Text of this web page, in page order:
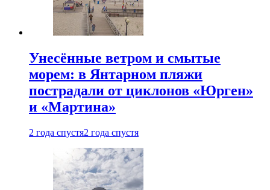
Унесённые ветром и смытые
морем: в Янтарном пляжи
пострадали от циклонов «Юрген»
и «Мартина»
2 года спустя2 года спустя